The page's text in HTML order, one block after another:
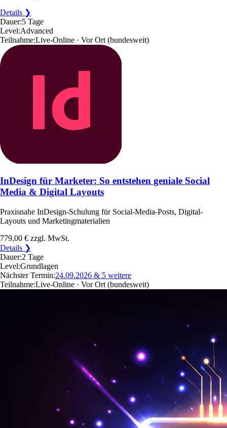
Details ❯
Dauer:5 Tage
Level:Advanced
Teilnahme:Live-Online · Vor Ort (bundesweit)
InDesign für Marketer: So entstehen geniale Social
Media & Digital Layouts
Praxisnahe InDesign-Schulung für Social-Media-Posts, Digital-
Layouts und Marketingmaterialien
779,00 € zzgl. MwSt.
Details ❯
Dauer:2 Tage
Level:Grundlagen
Nächster Termin:24.09.2026 & 5 weitere
Teilnahme:Live-Online · Vor Ort (bundesweit)